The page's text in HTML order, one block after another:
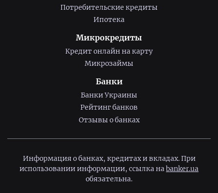
Потребительские кредиты
Ипотека
Микрокредиты
Кредит онлайн на карту
Микрозаймы
Банки
Банки Украины
Рейтинг банков
Отзывы о банках
Информация о банках, кредитах и вкладах. При
использовании информации, ссылка наbanker.ua
обязательна.